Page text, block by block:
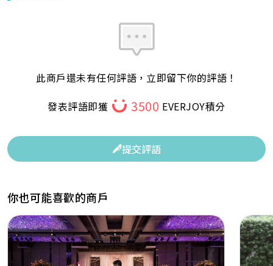
此商戶還未有任何評語，立即留下你的評語！
發表評語即獲
3500 EVERJOY積分
提交評語
你也可能喜歡的商戶